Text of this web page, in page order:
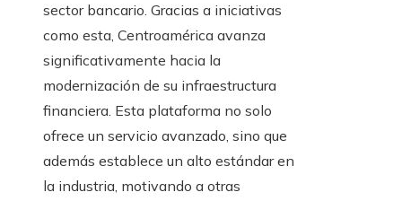
sector bancario. Gracias a iniciativas
como esta, Centroamérica avanza
significativamente hacia la
modernización de su infraestructura
financiera. Esta plataforma no solo
ofrece un servicio avanzado, sino que
además establece un alto estándar en
la industria, motivando a otras